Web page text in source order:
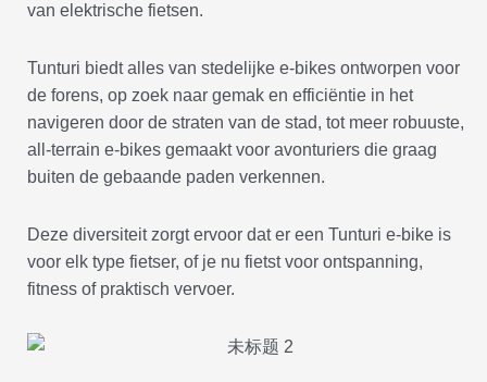
van elektrische fietsen.
Tunturi biedt alles van stedelijke e-bikes ontworpen voor
de forens, op zoek naar gemak en efficiëntie in het
navigeren door de straten van de stad, tot meer robuuste,
all-terrain e-bikes gemaakt voor avonturiers die graag
buiten de gebaande paden verkennen.
Deze diversiteit zorgt ervoor dat er een Tunturi e-bike is
voor elk type fietser, of je nu fietst voor ontspanning,
fitness of praktisch vervoer.